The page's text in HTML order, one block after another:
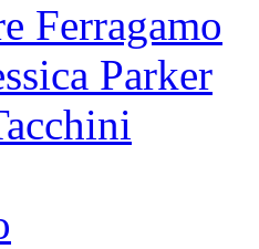
Ferragamo
Parker